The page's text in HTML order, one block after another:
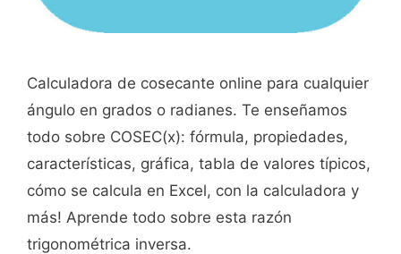
Calculadora de cosecante online para cualquier
ángulo en grados o radianes. Te enseñamos
todo sobre COSEC(x): fórmula, propiedades,
características, gráfica, tabla de valores típicos,
cómo se calcula en Excel, con la calculadora y
más! Aprende todo sobre esta razón
trigonométrica inversa.